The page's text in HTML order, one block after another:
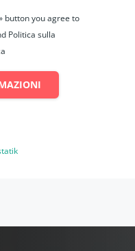
button you agree to
Politica sulla